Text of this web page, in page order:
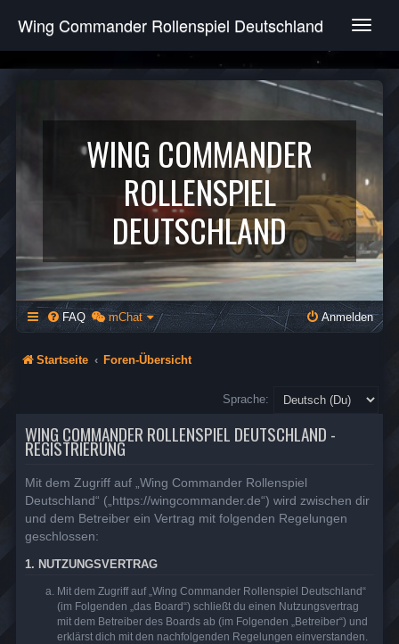
T
g
e
v
g
a
t
i
o
n
Wing Commander Rollenspiel Deutschland
WING COMMANDER
ROLLENSPIEL
DEUTSCHLAND
FAQ mChat Anmelden
Startseite Foren-Übersicht
Sprache:
WING COMMANDER ROLLENSPIEL DEUTSCHLAND -
REGISTRIERUNG
Mit dem Zugriff auf „Wing Commander Rollenspiel
Deutschland“ („https://wingcommander.de“) wird zwischen dir
und dem Betreiber ein Vertrag mit folgenden Regelungen
geschlossen:
1. NUTZUNGSVERTRAG
Mit dem Zugriff auf „Wing Commander Rollenspiel Deutschland“
(im Folgenden „das Board“) schließt du einen Nutzungsvertrag
mit dem Betreiber des Boards ab (im Folgenden „Betreiber“) und
erklärst dich mit den nachfolgenden Regelungen einverstanden.